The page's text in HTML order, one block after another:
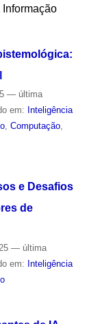
— última
em: Inteligência
, Computação,
e Desafios
de
— última
em: Inteligência